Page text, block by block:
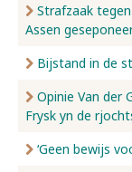
Strafzaak
Assen
Bijstand in de
Opinie Van der
Frysk yn de
‘Geen bewijs